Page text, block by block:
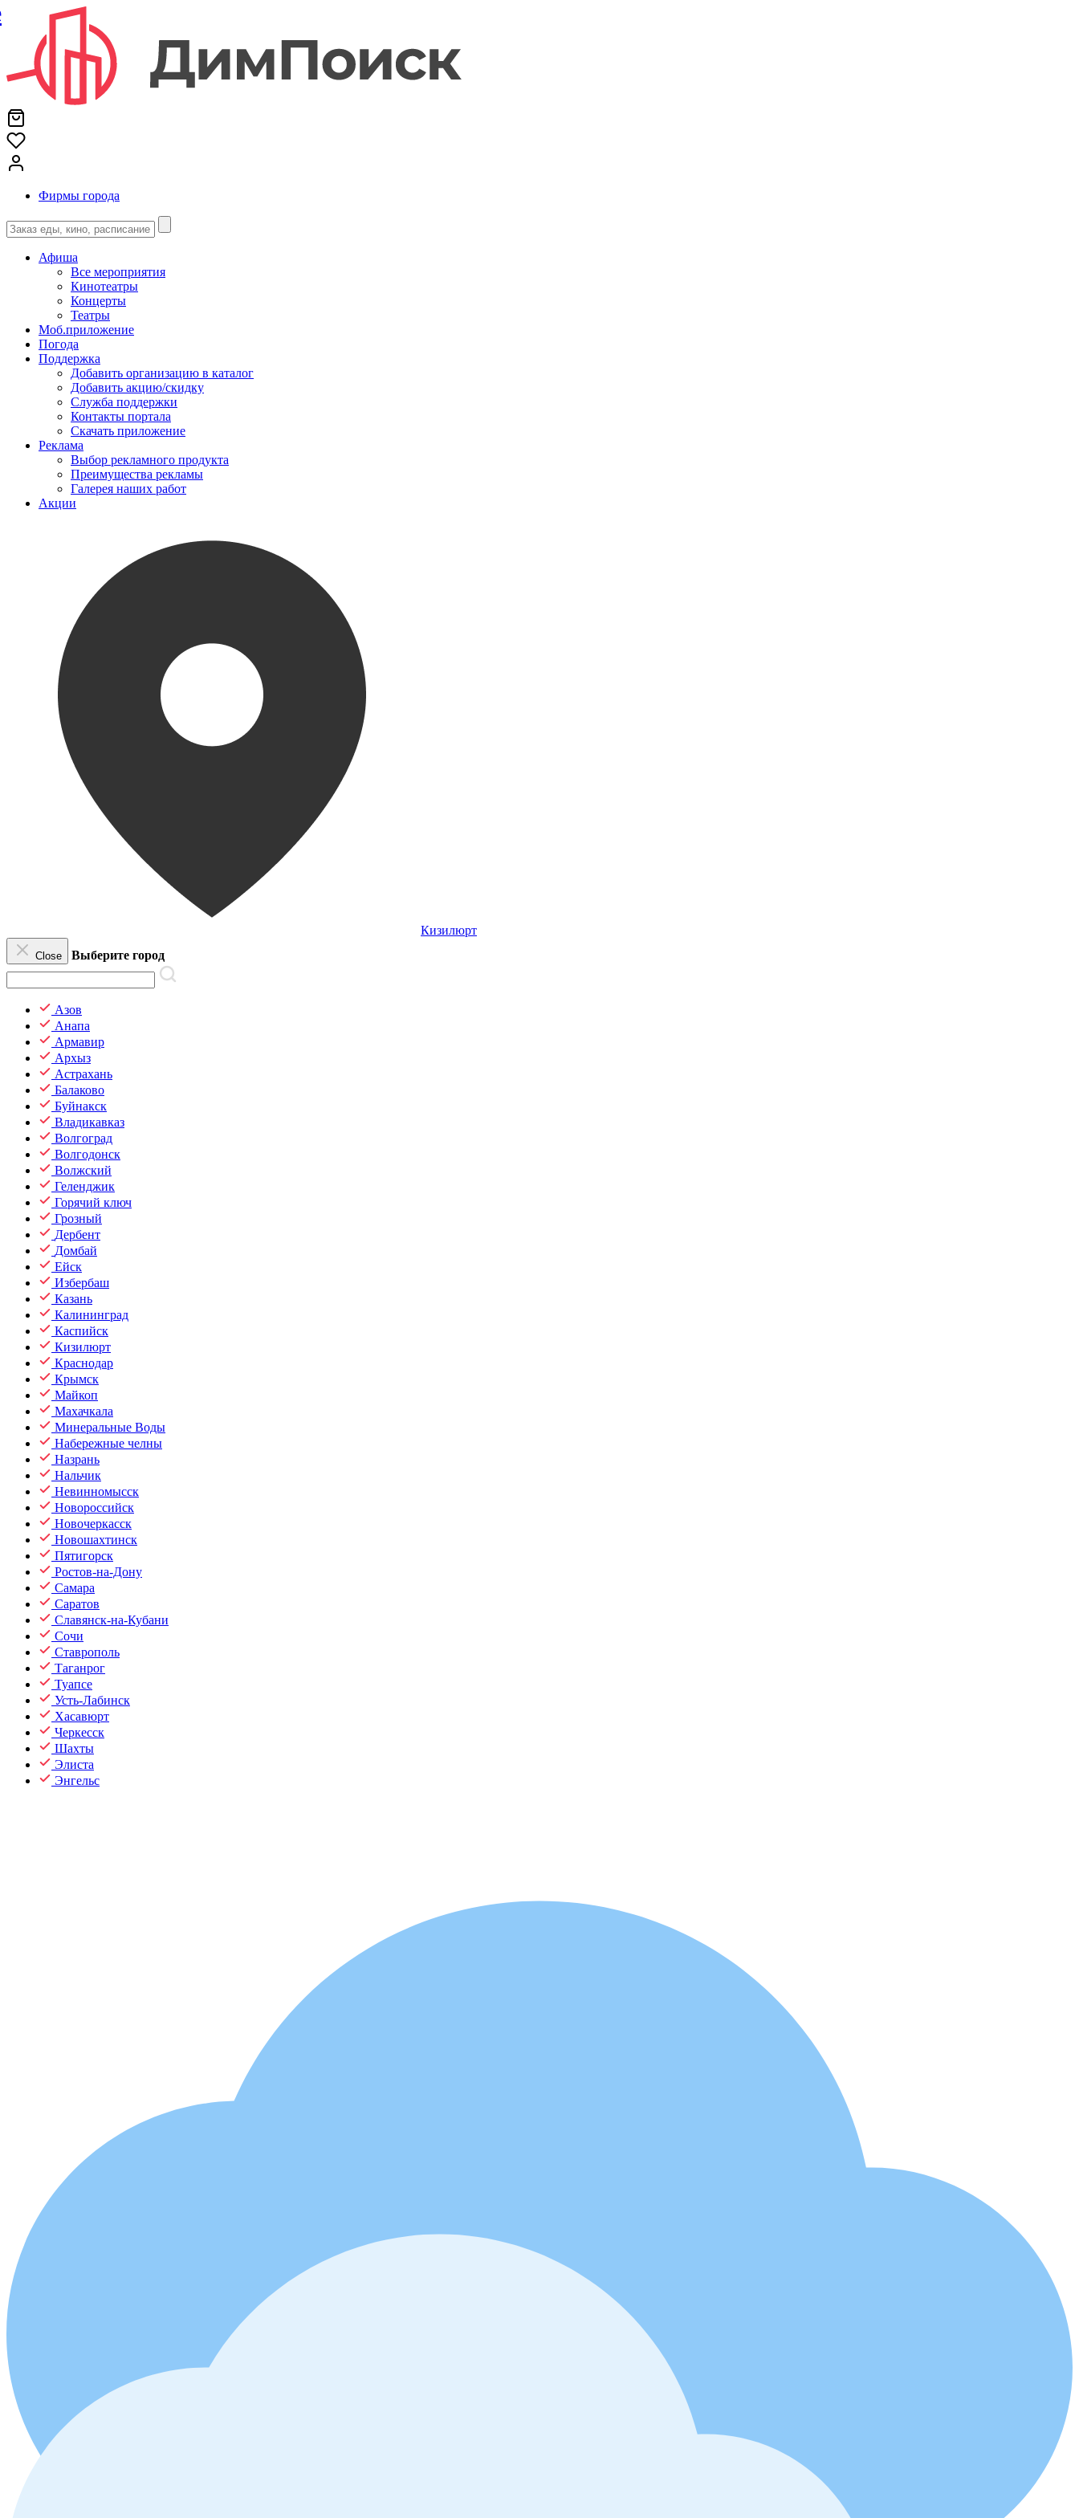
Фирмы города
Афиша
Все мероприятия
Кинотеатры
Концерты
Театры
Моб.приложение
Погода
Поддержка
Добавить организацию в каталог
Добавить акцию/скидку
Служба поддержки
Контакты портала
Скачать приложение
Реклама
Выбор рекламного продукта
Преимущества рекламы
Галерея наших работ
Акции
Кизилюрт
Close Выберите город
Азов
Анапа
Армавир
Архыз
Астрахань
Балаково
Буйнакск
Владикавказ
Волгоград
Волгодонск
Волжский
Геленджик
Горячий ключ
Грозный
Дербент
Домбай
Ейск
Избербаш
Казань
Калининград
Каспийск
Кизилюрт
Краснодар
Крымск
Майкоп
Махачкала
Минеральные Воды
Набережные челны
Назрань
Нальчик
Невинномысск
Новороссийск
Новочеркасск
Новошахтинск
Пятигорск
Ростов-на-Дону
Самара
Саратов
Славянск-на-Кубани
Сочи
Ставрополь
Таганрог
Туапсе
Усть-Лабинск
Хасавюрт
Черкесск
Шахты
Элиста
Энгельс